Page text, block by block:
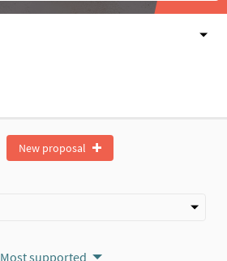
New proposal
Most supported